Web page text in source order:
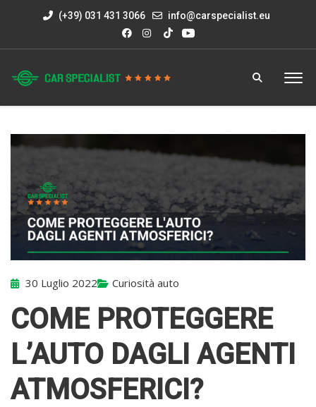
(+39) 031 431 3066 info@carspecialist.eu
30 Luglio 2022 Curiosità auto
COME PROTEGGERE
L’AUTO DAGLI AGENTI
ATMOSFERICI?